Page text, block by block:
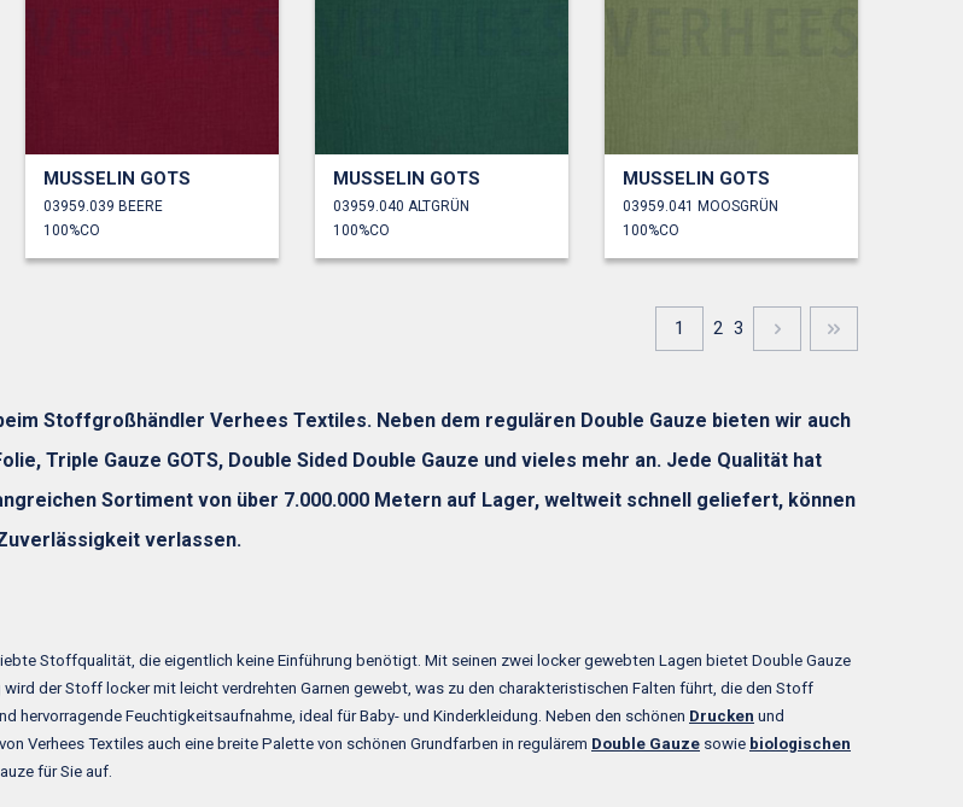
MUSSELIN GOTS
03959.039 BEERE
100%CO
MUSSELIN GOTS
03959.040 ALTGRÜN
100%CO
MUSSELIN GOTS
03959.041 MOOSGRÜN
100%CO
1 2 3
Stoffgroßhändler Verhees Textiles. Neben dem regulären Double Gauze bieten wir auch
Triple Gauze GOTS, Double Sided Double Gauze und vieles mehr an. Jede Qualität hat
Sortiment von über 7.000.000 Metern auf Lager, weltweit schnell geliefert, können
verlassen.
Stoffqualität, die eigentlich keine Einführung benötigt. Mit seinen zwei locker gewebten Lagen bietet Double Gauze
der Stoff locker mit leicht verdrehten Garnen gewebt, was zu den charakteristischen Falten führt, die den Stoff
Feuchtigkeitsaufnahme, ideal für Baby- und Kinderkleidung. Neben den schönen Drucken und
Verhees Textiles auch eine breite Palette von schönen Grundfarben in regulärem Double Gauze sowie biologischen
für Sie auf.